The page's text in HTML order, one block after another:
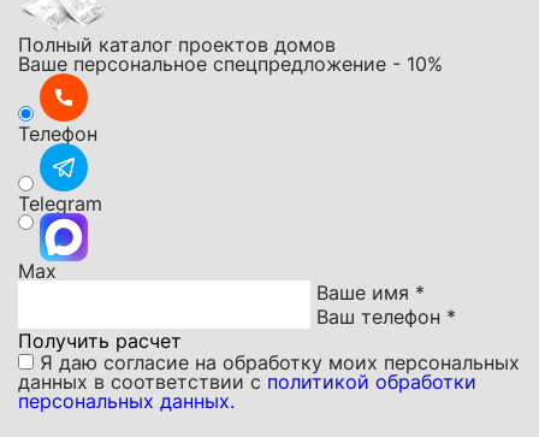
Полный каталог проектов домов
Ваше персональное спецпредложение - 10%
Телефон
Telegram
Мах
Ваше имя *
Ваш телефон *
Получить расчет
Я даю согласие на обработку моих персональных
данных в соответствии с политикой обработки
персональных данных.